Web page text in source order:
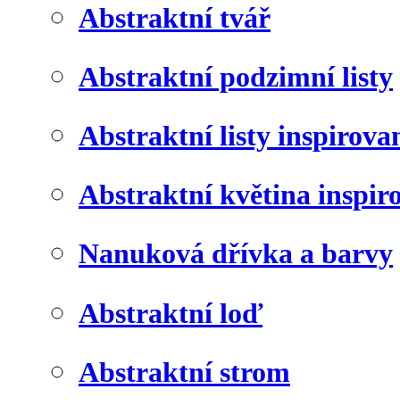
Abstraktní tvář
Abstraktní podzimní listy
Abstraktní listy
Abstraktní květina
Nanuková dřívka a barvy
Abstraktní loď
Abstraktní strom